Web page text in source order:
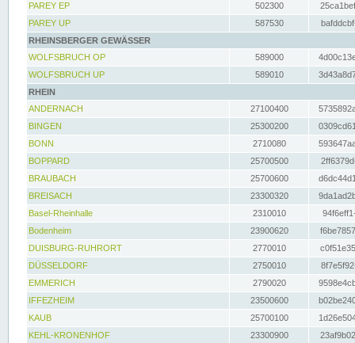
PAREY EP
502300
PAREY UP
587530
RHEINSBERGER GEWÄSSER
WOLFSBRUCH OP
589000
WOLFSBRUCH UP
589010
RHEIN
ANDERNACH
27100400
BINGEN
25300200
BONN
2710080
BOPPARD
25700500
BRAUBACH
25700600
BREISACH
23300320
Basel-Rheinhalle
2310010
Bodenheim
23900620
DUISBURG-RUHRORT
2770010
DÜSSELDORF
2750010
EMMERICH
2790020
IFFEZHEIM
23500600
KAUB
25700100
KEHL-KRONENHOF
23300900